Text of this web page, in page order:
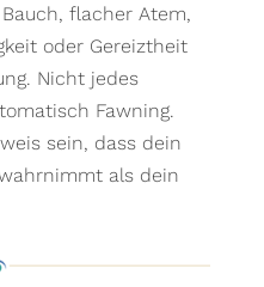
flacher Atem,
oder Gereiztheit
Nicht jedes
Fawning.
sein, dass dein
als dein